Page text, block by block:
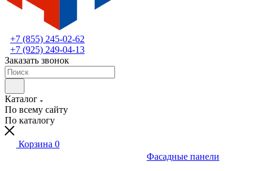
+7 (855) 245-02-62
+7 (925) 249-04-13
Заказать звонок
Каталог
По всему сайту
По каталогу
Корзина 0
Фасадные панели